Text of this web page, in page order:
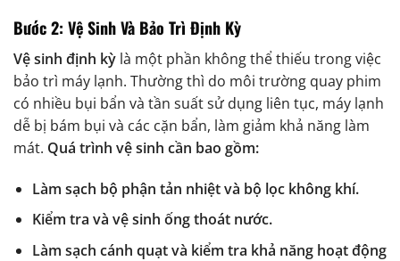
Bước 2: Vệ Sinh Và Bảo Trì Định Kỳ
Vệ sinh định kỳ là một phần không thể thiếu trong việc
bảo trì máy lạnh. Thường thì do môi trường quay phim
có nhiều bụi bẩn và tần suất sử dụng liên tục, máy lạnh
dễ bị bám bụi và các cặn bẩn, làm giảm khả năng làm
mát. Quá trình vệ sinh cần bao gồm:
Làm sạch bộ phận tản nhiệt và bộ lọc không khí.
Kiểm tra và vệ sinh ống thoát nước.
Làm sạch cánh quạt và kiểm tra khả năng hoạt động